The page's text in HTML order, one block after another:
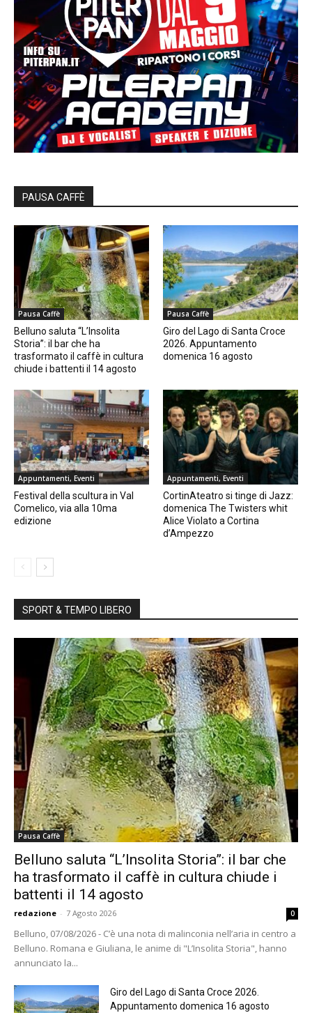
PAUSA CAFFÈ
Pausa Caffè
Belluno saluta “L’Insolita
Storia”: il bar che ha
trasformato il caffè in cultura
chiude i battenti il 14 agosto
Pausa Caffè
Giro del Lago di Santa Croce
2026. Appuntamento
domenica 16 agosto
Appuntamenti, Eventi
Festival della scultura in Val
Comelico, via alla 10ma
edizione
Appuntamenti, Eventi
CortinAteatro si tinge di Jazz:
domenica The Twisters whit
Alice Violato a Cortina
d’Ampezzo
SPORT & TEMPO LIBERO
Pausa Caffè
Belluno saluta “L’Insolita Storia”: il bar che
ha trasformato il caffè in cultura chiude i
battenti il 14 agosto
redazione - 7 Agosto 2026 0
Belluno, 07/08/2026 - C’è una nota di malinconia nell’aria in centro a
Belluno. Romana e Giuliana, le anime di "L’Insolita Storia", hanno
annunciato la...
Giro del Lago di Santa Croce 2026.
Appuntamento domenica 16 agosto